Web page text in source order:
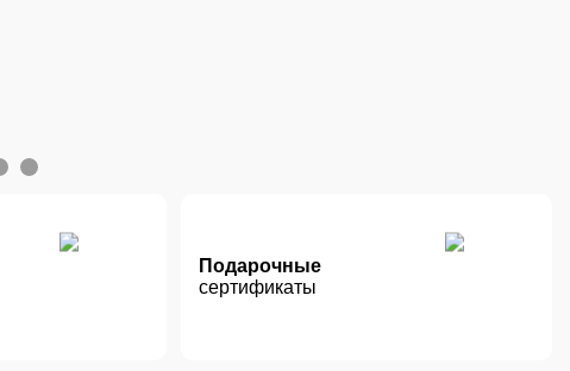
4
Подарочные
сертификаты